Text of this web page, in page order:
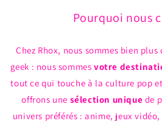
Pourquoi nous
Chez Rhox, nous sommes bien
geek : nous sommesvotre
tout ce qui touche à la culture pop
offrons une sélection unique de
univers préférés : anime, jeux